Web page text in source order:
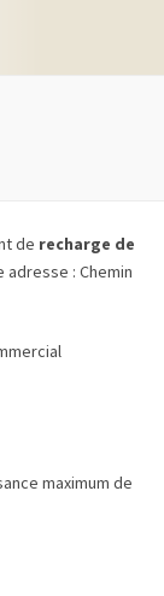
de recharge de
: Chemin
maximum de